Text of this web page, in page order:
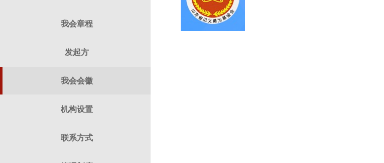
我会章程
发起方
我会会徽
机构设置
联系方式